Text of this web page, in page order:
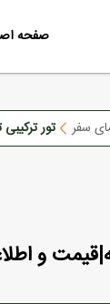
صفحه
سفر تور ترکیبی
و